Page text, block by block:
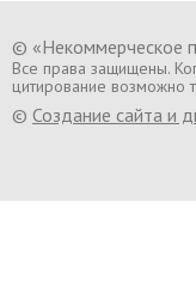
© «Некоммерческое
Все права защищены.
цитирование возможно
© Создание сайта и